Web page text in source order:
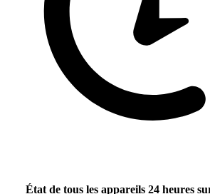
État de tous les appareils 24 heures